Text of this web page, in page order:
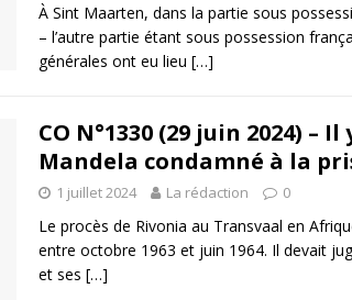
À Sint Maarten, dans la partie sous
– l’autre partie étant sous possession
générales ont eu lieu […]
CO N°1330 (29 juin 2024) – Il
Mandela condamné à la
1 juillet 2024 La rédaction 0
Le procès de Rivonia au Transvaal en
entre octobre 1963 et juin 1964. Il devait
et ses […]